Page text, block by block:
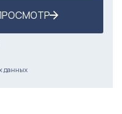
данных